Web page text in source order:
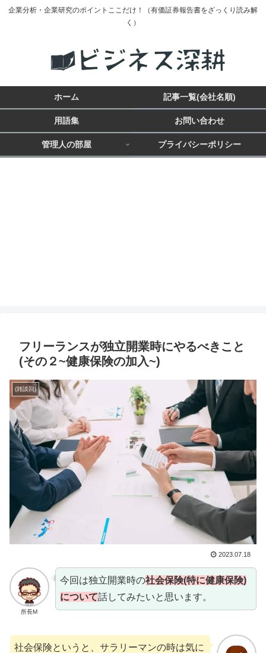
企業分析・企業研究のポイントここだけ！（有価証券報告書をざっくり読み解
く）
ホーム 記事一覧(会社名順)
用語集 お問い合わせ
管理人の部屋 プライバシーポリシー
フリーランスが独立開業時にやるべきこと
(その２~健康保険の加入~)
(雑談回)
2023.07.18
所長M
今回は独立開業時の社会保険(特に健康保険)
について話してみたいと思います。
社会保険というと、サラリーマンの時は気に